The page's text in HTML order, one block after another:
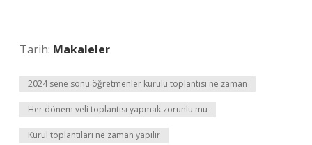
Tarih: Makaleler
2024 sene sonu öğretmenler kurulu toplantısı ne zaman
Her dönem veli toplantısı yapmak zorunlu mu
Kurul toplantıları ne zaman yapılır